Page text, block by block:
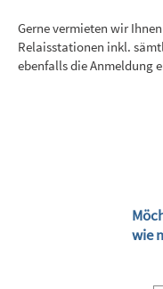
Gerne vermieten wir
Relaisstationen inkl.
ebenfalls die Anmeldung
wie